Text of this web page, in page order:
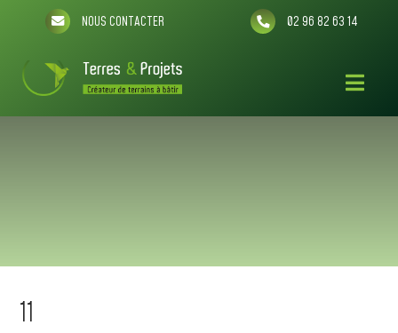
NOUS CONTACTER 02 96 82 63 14
11